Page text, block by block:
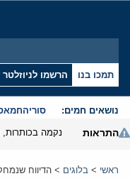
תמכו בנו הרשמו לניוזלטר
נושאים חמים: סוריה
התראות
ראשי > בלוגים > הדיווח